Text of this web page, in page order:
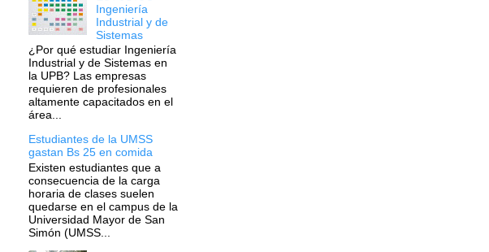
Ingeniería
Industrial y de
Sistemas
¿Por qué estudiar Ingeniería
Industrial y de Sistemas en
la UPB? Las empresas
requieren de profesionales
altamente capacitados en el
área...
Estudiantes de la UMSS
gastan Bs 25 en comida
Existen estudiantes que a
consecuencia de la carga
horaria de clases suelen
quedarse en el campus de la
Universidad Mayor de San
Simón (UMSS...